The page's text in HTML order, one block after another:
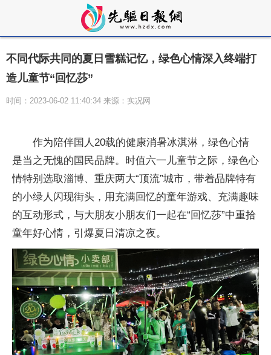
不同代际共同的夏日雪糕记忆，绿色心情深入终端打
造儿童节“回忆莎”
时间：2023-06-02 11:40:34 来源：实况网
作为陪伴国人20载的健康消暑冰淇淋，绿色心情
是当之无愧的国民品牌。时值六一儿童节之际，绿色心
情特别选取淄博、重庆两大“顶流”城市，带着品牌特有
的小绿人闪现街头，用充满回忆的童年游戏、充满趣味
的互动形式，与大朋友小朋友们一起在“回忆莎”中重拾
童年好心情，引爆夏日清凉之夜。